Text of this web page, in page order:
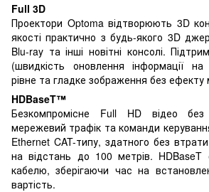
Full 3D
Проектори Optoma відтворюють 3D
якості практично з будь-якого 3D
Blu-ray та інші новітні консолі.
(швидкість оновлення інформації на
рівне та гладке зображення без ефекту
HDBaseT™
Безкомпромісне Full HD відео без
мережевий трафік та команди
Ethernet CAT-типу, здатного без
на відстань до 100 метрів.
кабелю, зберігаючи час на
вартість.